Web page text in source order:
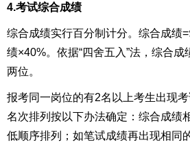
4.考试综合成绩
综合成绩实行百分制计分。综合成绩
绩×40%。依据“四舍五入”法，综合
两位。
报考同一岗位的有2名以上考生出现
名次排列按以下办法确定：综合成绩
低顺序排列；如笔试成绩再出现相同